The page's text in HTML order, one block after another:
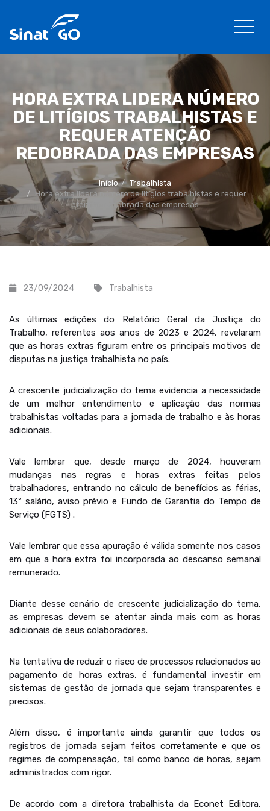
HORA EXTRA LIDERA NÚMERO
DE LITÍGIOS TRABALHISTAS E
REQUER ATENÇÃO
REDOBRADA DAS EMPRESAS
Início
Trabalhista
Hora extra lidera número de litígios trabalhistas e requer
atenção redobrada das empresas
23/09/2024 Trabalhista
As últimas edições do Relatório Geral da Justiça do
Trabalho, referentes aos anos de 2023 e 2024, revelaram
que as horas extras figuram entre os principais motivos de
disputas na justiça trabalhista no país.
A crescente judicialização do tema evidencia a necessidade
de um melhor entendimento e aplicação das normas
trabalhistas voltadas para a jornada de trabalho e às horas
adicionais.
Vale lembrar que, desde março de 2024, houveram
mudanças nas regras e horas extras feitas pelos
trabalhadores, entrando no cálculo de benefícios as férias,
13º salário, aviso prévio e Fundo de Garantia do Tempo de
Serviço (FGTS) .
Vale lembrar que essa apuração é válida somente nos casos
em que a hora extra foi incorporada ao descanso semanal
remunerado.
Diante desse cenário de crescente judicialização do tema,
as empresas devem se atentar ainda mais com as horas
adicionais de seus colaboradores.
Na tentativa de reduzir o risco de processos relacionados ao
pagamento de horas extras, é fundamental investir em
sistemas de gestão de jornada que sejam transparentes e
precisos.
Além disso, é importante ainda garantir que todos os
registros de jornada sejam feitos corretamente e que os
regimes de compensação, tal como banco de horas, sejam
administrados com rigor.
De acordo com a diretora trabalhista da Econet Editora,